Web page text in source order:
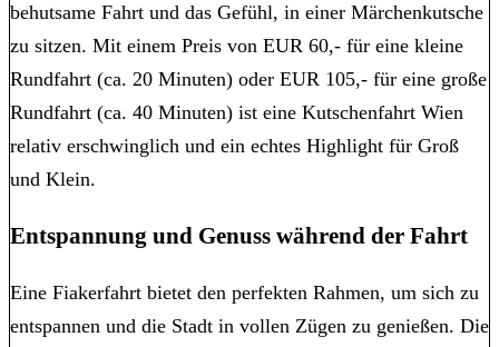
behutsame Fahrt und das Gefühl, in einer Märchenkutsche
zu sitzen. Mit einem Preis von EUR 60,- für eine kleine
Rundfahrt (ca. 20 Minuten) oder EUR 105,- für eine große
Rundfahrt (ca. 40 Minuten) ist eine Kutschenfahrt Wien
relativ erschwinglich und ein echtes Highlight für Groß
und Klein.
Entspannung und Genuss während der Fahrt
Eine Fiakerfahrt bietet den perfekten Rahmen, um sich zu
entspannen und die Stadt in vollen Zügen zu genießen. Die